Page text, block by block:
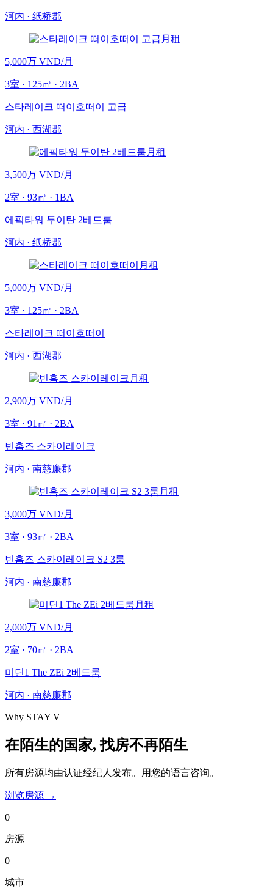
河内 · 纸桥郡
月租
5,000万 VND/月
3室 · 125㎡ · 2BA
스타레이크 떠이호떠이 고급
河内 · 西湖郡
月租
3,500万 VND/月
2室 · 93㎡ · 1BA
에픽타워 두이탄 2베드룸
河内 · 纸桥郡
月租
5,000万 VND/月
3室 · 125㎡ · 2BA
스타레이크 떠이호떠이
河内 · 西湖郡
月租
2,900万 VND/月
3室 · 91 ㎡ · 2BA
빈홈즈 스카이레이크
河内 · 南慈廉郡
月租
3,000万 VND/月
3室 · 93㎡ · 2BA
빈홈즈 스카이레이크 S2 3룸
河内 · 南慈廉郡
月租
2,000万 VND/月
2室 · 70㎡ · 2BA
미딘1 The ZEi 2베드룸
河内 · 南慈廉郡
Why STAY V
在陌生的国家, 找房不再陌生
所有房源均由认证经纪人发布。用您的语言咨询。
浏览房源 →
0
房源
0
城市